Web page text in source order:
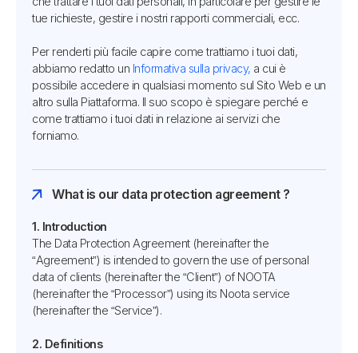
tue richieste, gestire i nostri rapporti commerciali, ecc.
Per renderti più facile capire come trattiamo i tuoi dati,
abbiamo redatto un Informativa sulla privacy, a cui è
possibile accedere in qualsiasi momento sul Sito Web e un
altro sulla Piattaforma. Il suo scopo è spiegare perché e
come trattiamo i tuoi dati in relazione ai servizi che
forniamo.
What is our data protection agreement ?
1. Introduction
The Data Protection Agreement (hereinafter the
“Agreement”) is intended to govern the use of personal
data of clients (hereinafter the “Client”) of NOOTA
(hereinafter the “Processor”) using its Noota service
(hereinafter the “Service”).
2. Definitions